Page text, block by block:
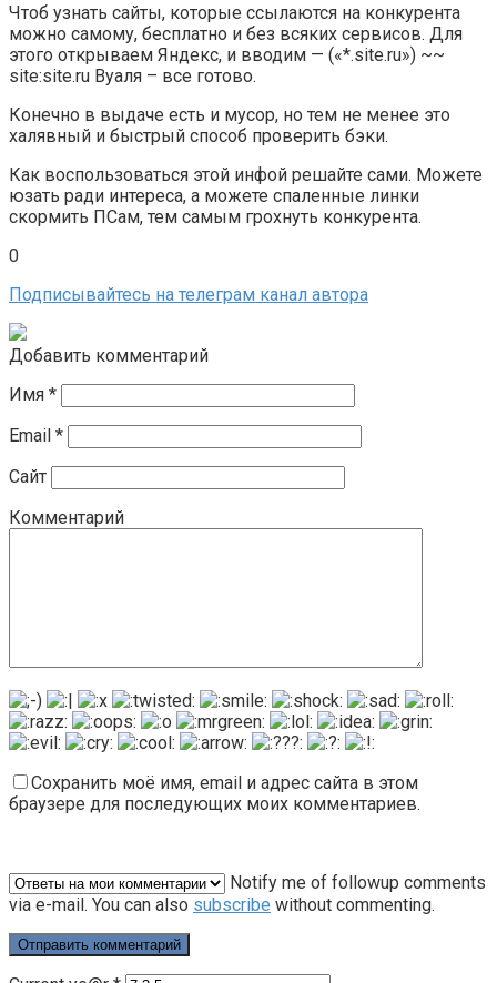
Чтоб узнать сайты, которые ссылаются на конкурента
можно самому, бесплатно и без всяких сервисов. Для
этого открываем Яндекс, и вводим — («*.site.ru») ~~
site:site.ru Вуаля – все готово.
Конечно в выдаче есть и мусор, но тем не менее это
халявный и быстрый способ проверить бэки.
Как воспользоваться этой инфой решайте сами. Можете
юзать ради интереса, а можете спаленные линки
скормить ПСам, тем самым грохнуть конкурента.
0
Подписывайтесь на телеграм канал автора
Добавить комментарий
Имя *
Email *
Сайт
Комментарий
Сохранить моё имя, email и адрес сайта в этом
браузере для последующих моих комментариев.
Notify me of followup comments
via e-mail. You can also subscribe without commenting.